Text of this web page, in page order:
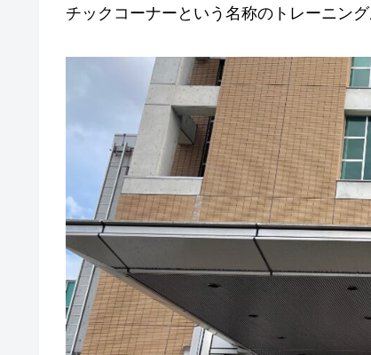
チックコーナーという名称のトレーニン